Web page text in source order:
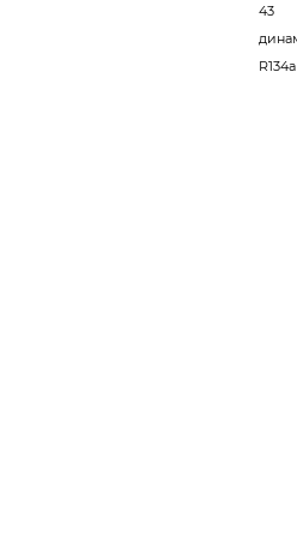
43
R134a